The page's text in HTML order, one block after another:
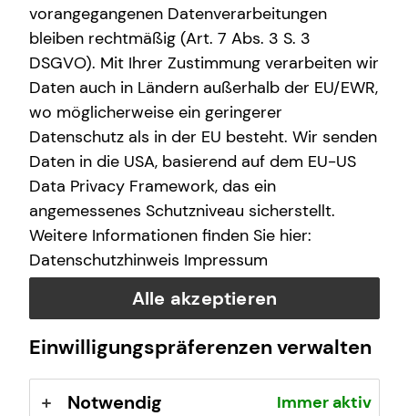
Montag 10:00 - 21:00 Uhr
Dienstag 10:00 - 21:00 Uhr
Mittwoch 10:00 - 21:00 Uhr
Donnerstag 10:00 - 21:00 Uhr
Freitag 10:00 - 21:00 Uhr
Samstag
Selbstverständlich sind auch Termine außerhalb
dieser Geschäftszeiten auf Anfrage möglich.
vorangegangenen Datenverarbeitungen
bleiben rechtmäßig (Art. 7 Abs. 3 S. 3
DSGVO). Mit Ihrer Zustimmung verarbeiten wir
Daten auch in Ländern außerhalb der EU/EWR,
wo möglicherweise ein geringerer
Datenschutz als in der EU besteht. Wir senden
Daten in die USA, basierend auf dem EU-US
Data Privacy Framework, das ein
angemessenes Schutzniveau sicherstellt.
Weitere Informationen finden Sie hier:
Datenschutzhinweis Impressum
Alle akzeptieren
Einwilligungspräferenzen verwalten
Notwendig Immer aktiv